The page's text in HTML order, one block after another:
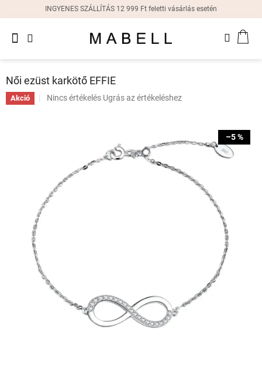
tartalomhoz
INGYENES SZÁLLÍTÁS 12 999 Ft feletti vásárlás esetén
Női
fülbevalók
Ajándékdobozok
Női ezüst karkötő EFFIE
Akció
A
csillag.
Nincs értékelés Ugrás az értékeléshez
–5 %